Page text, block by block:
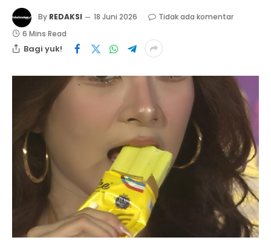
By REDAKSI 18 Juni 2026
Tidak ada komentar
6 Mins Read
Bagi yuk!